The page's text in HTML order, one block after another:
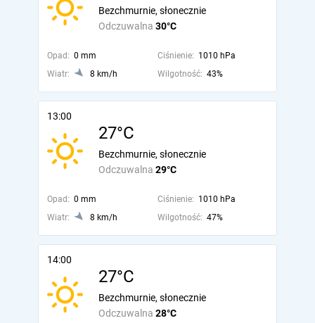
Odczuwalna 30°C
Bezchmurnie, słonecznie
Opad: 0 mm Ciśnienie: 1010 hPa
Wiatr:
8 km/h Wilgotność: 43%
13:00
27°C
Odczuwalna 29°C
Bezchmurnie, słonecznie
Opad: 0 mm Ciśnienie: 1010 hPa
Wiatr:
8 km/h Wilgotność: 47%
14:00
27°C
Odczuwalna 28°C
Bezchmurnie, słonecznie